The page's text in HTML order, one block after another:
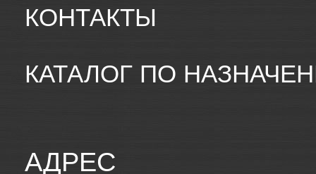
КОНТАКТЫ
КАТАЛОГ ПО
АДРЕС